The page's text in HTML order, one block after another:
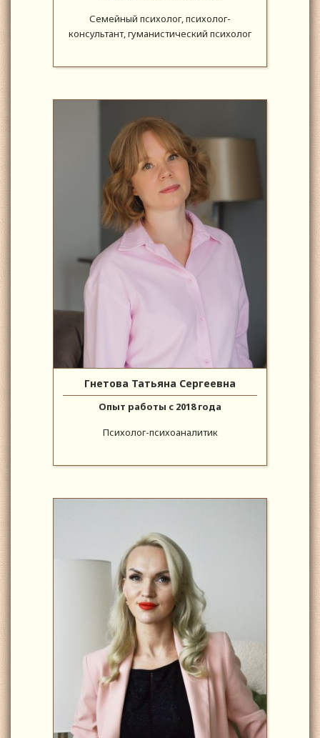
Семейный психолог, психолог-
консультант, гуманистический психолог
Гнетова Татьяна Сергеевна
Опыт работы с 2018 года
Психолог-психоаналитик